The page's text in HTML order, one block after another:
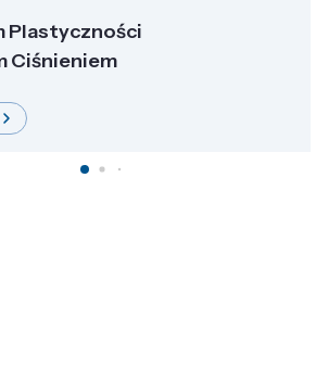
Plastyczności
Ciśnieniem